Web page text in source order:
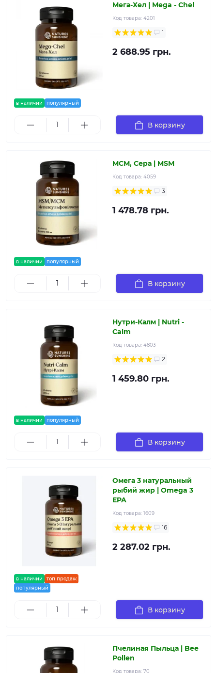
в наличии популярный
Мега-Хел | Mega - Chel
Код товара: 4201
1
2 688.95 грн.
В корзину
в наличии популярный
МСМ, Сера | MSM
Код товара: 4059
3
1 478.78 грн.
В корзину
в наличии популярный
Нутри-Калм | Nutri -
Calm
Код товара: 4803
2
1 459.80 грн.
В корзину
в наличии
топ продаж
популярный
Омега 3 натуральный
рыбий жир | Omega 3
EPA
Код товара: 1609
16
2 287.02 грн.
В корзину
Пчелиная Пыльца | Bee
Pollen
Код товара: 70